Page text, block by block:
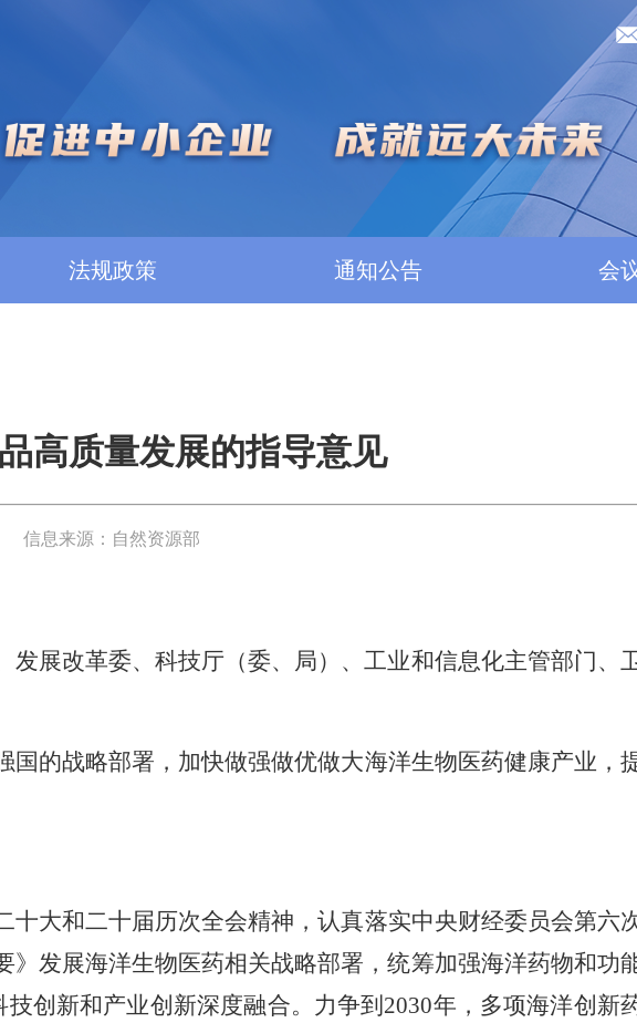
法规政策 通知公告 会
高质量发展的指导意见
信息来源：自然资源部
展改革委、科技厅（委、局）、工业和信息化主管部门、
的战略部署，加快做强做优做大海洋生物医药健康产业，
大和二十届历次全会精神，认真落实中央财经委员会第六
发展海洋生物医药相关战略部署，统筹加强海洋药物和功
创新和产业创新深度融合。力争到2030年，多项海洋创新